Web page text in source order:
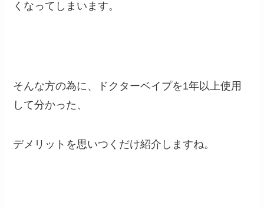
くなってしまいます。
そんな方の為に、ドクターベイプを1年以上使用
して分かった、
デメリットを思いつくだけ紹介しますね。